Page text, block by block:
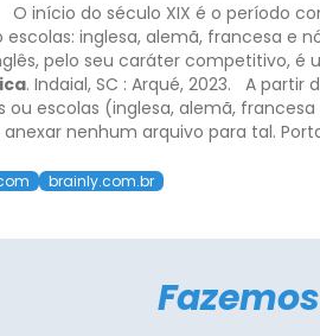
O início do século XIX é o período
inglesa, alemã, francesa
pelo seu caráter competitivo,
. Indaial, SC : Arqué, 2023.
A partir
escolas (inglesa, alemã, francesa
nenhum arquivo para tal.
brainly.com.br